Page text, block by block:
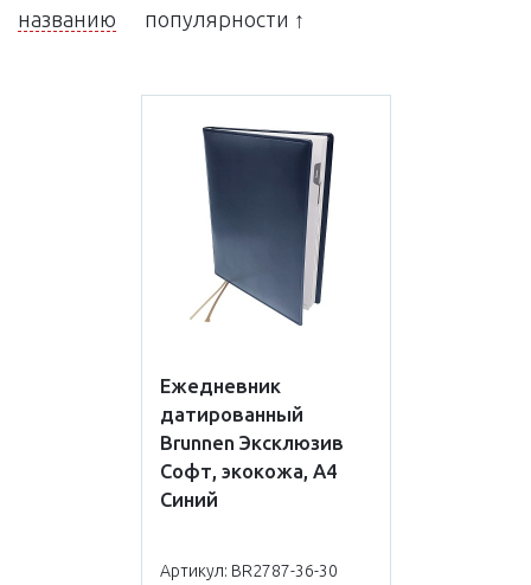
названию
популярности ↑
Ежедневник
датированный
Brunnen Эксклюзив
Софт, экокожа, А4
Синий
Артикул: BR2787-36-30